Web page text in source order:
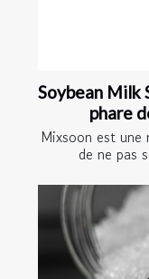
Soybean Milk
phare
Mixsoon est
de ne pas